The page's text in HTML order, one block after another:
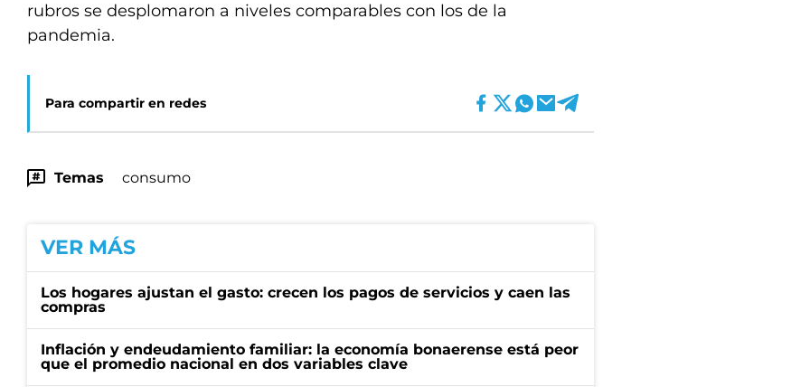
rubros se desplomaron a niveles comparables con los de la
pandemia.
Para compartir en redes
Temas consumo
VER MÁS
Los hogares ajustan el gasto: crecen los pagos de servicios y caen las
compras
Inflación y endeudamiento familiar: la economía bonaerense está peor
que el promedio nacional en dos variables clave